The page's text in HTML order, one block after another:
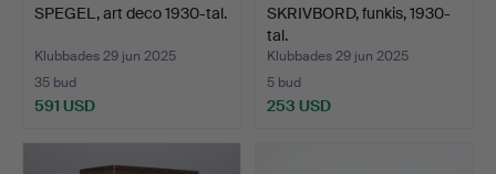
SPEGEL, art deco 1930-tal.
Klubbades 29 jun 2025
35 bud
591 USD
SKRIVBORD, funkis, 1930-
tal.
Klubbades 29 jun 2025
5 bud
253 USD